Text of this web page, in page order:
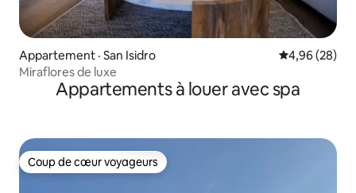
Appartement · San Isidro Note
4,96 (28)
Miraflores de luxe
Appartements à louer avec spa
Coup de cœur voyageurs
Coup de cœur voyageurs